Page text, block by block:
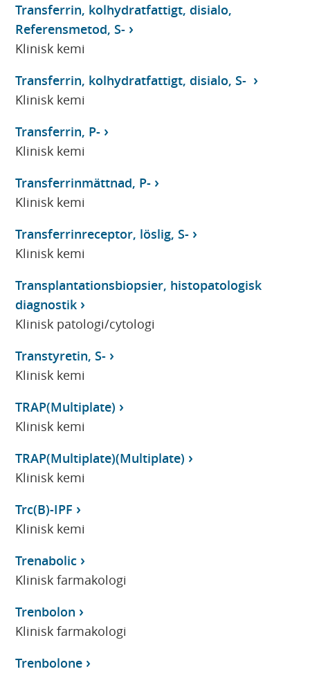
Transferrin, kolhydratfattigt, disialo,
Referensmetod, S-
Klinisk kemi
Transferrin, kolhydratfattigt, disialo, S-
Klinisk kemi
Transferrin, P-
Klinisk kemi
Transferrinmättnad, P-
Klinisk kemi
Transferrinreceptor, löslig, S-
Klinisk kemi
Transplantationsbiopsier, histopatologisk
diagnostik
Klinisk patologi/cytologi
Transtyretin, S-
Klinisk kemi
TRAP(Multiplate)
Klinisk kemi
TRAP(Multiplate)(Multiplate)
Klinisk kemi
Trc(B)-IPF
Klinisk kemi
Trenabolic
Klinisk farmakologi
Trenbolon
Klinisk farmakologi
Trenbolone